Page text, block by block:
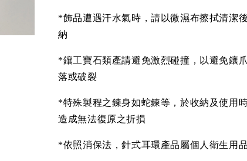
*飾品遭遇汗水氣時，請以微濕布擦拭清潔
納
*鑲工寶石類產請避免激烈碰撞，以避免鑲
落或破裂
*特殊製程之鍊身如蛇鍊等，於收納及使用
造成無法復原之折損
*依照消保法，針式耳環產品屬個人衛生用